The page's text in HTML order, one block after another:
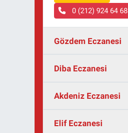
0 (212) 924 64 68
Gözdem Eczanesi
Diba Eczanesi
Akdeniz Eczanesi
Elif Eczanesi